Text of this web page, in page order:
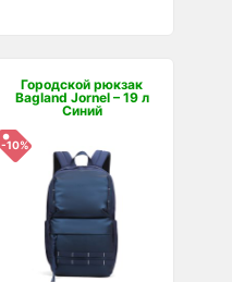
Городской рюкзак
Bagland Jornel – 19 л
Синий
-10%